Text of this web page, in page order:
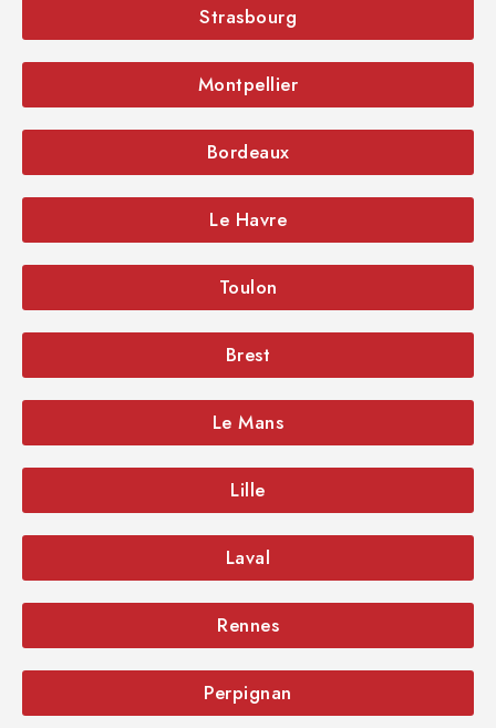
Strasbourg
Montpellier
Bordeaux
Le Havre
Toulon
Brest
Le Mans
Lille
Laval
Rennes
Perpignan